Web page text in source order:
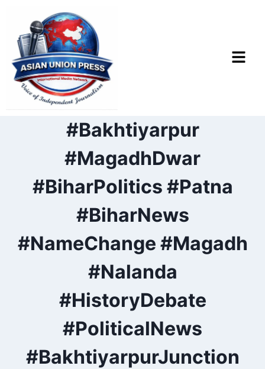
#Bakhtiyarpur
#MagadhDwar
#BiharPolitics #Patna
#BiharNews
#NameChange #Magadh
#Nalanda
#HistoryDebate
#PoliticalNews
#BakhtiyarpurJunction